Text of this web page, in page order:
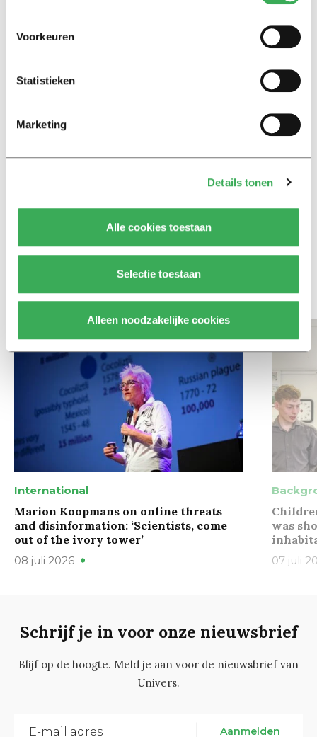
Voorkeuren
Statistieken
Marketing
Details tonen
Alle cookies toestaan
Selectie toestaan
Alleen noodzakelijke cookies
Hunger Game: ‘Ik schrok, we
kregen er een paar miljoen
studenten de tentamenperiode
Column
Maak het onderwijs flexibel,
kunnen ontwikkelen
Bekijk meer recent nieuws
International
Marion Koopmans on online threats
and disinformation: ‘Scientists, come
out of the ivory tower’
08 juli 2026
was
07 juli
Schrijf je in voor onze nieuwsbrief
Blijf op de hoogte. Meld je aan voor de nieuwsbrief van
Univers.
Aanmelden